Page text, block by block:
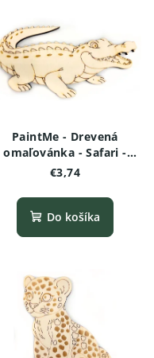
PaintMe - Drevená
omaľovánka - Safari -
Krokodíl
€3,74
Do košíka